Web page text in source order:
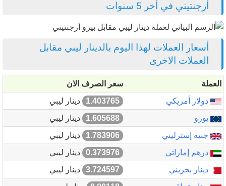
أرجنتيني في أخر 5 سنوات
أسعار العملات لهذا اليوم بالدينار ليبي مقابل
العملات الاخرى
العملة
سعر الصرف الان
دولار أمريكي
1.403765
دينار ليبي
يورو
1.605688
دينار ليبي
جنيه إسترليني
1.783906
دينار ليبي
درهم إماراتي
0.373976
دينار ليبي
دينار بحريني
3.724597
دينار ليبي